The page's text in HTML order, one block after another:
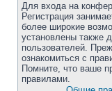
Для входа на
Регистрация
более широкие
установлены также
пользователей.
ознакомиться с
Помните, что ваше
правилами.